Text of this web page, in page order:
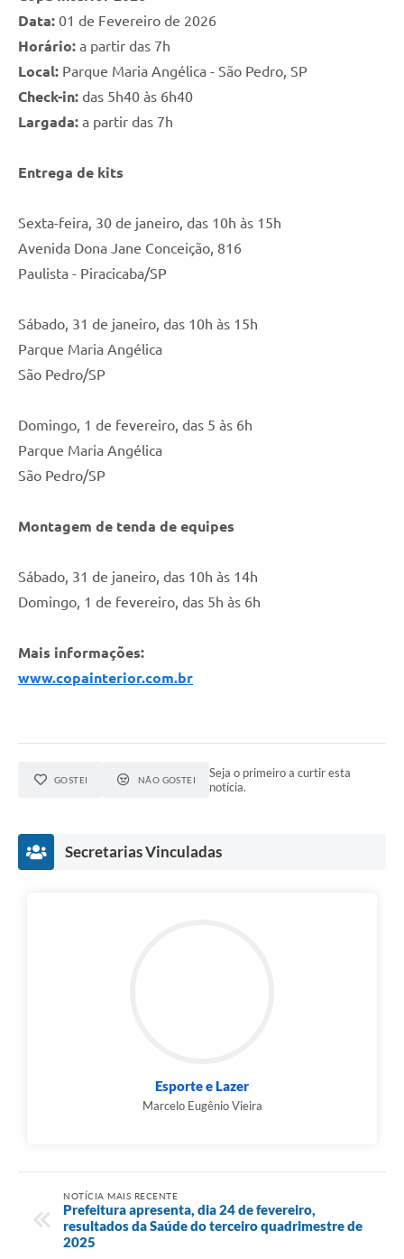
Data: 01 de Fevereiro de 2026
Horário: a partir das 7h
Local: Parque Maria Angélica - São Pedro, SP
Check-in: das 5h40 às 6h40
Largada: a partir das 7h
Entrega de kits
Sexta-feira, 30 de janeiro, das 10h às 15h
Avenida Dona Jane Conceição, 816
Paulista - Piracicaba/SP
Sábado, 31 de janeiro, das 10h às 15h
Parque Maria Angélica
São Pedro/SP
Domingo, 1 de fevereiro, das 5 às 6h
Parque Maria Angélica
São Pedro/SP
Montagem de tenda de equipes
Sábado, 31 de janeiro, das 10h às 14h
Domingo, 1 de fevereiro, das 5h às 6h
Mais informações:
www.copainterior.com.br
GOSTEI NÃO GOSTEI
Seja o primeiro a curtir esta
notícia.
Secretarias Vinculadas
Esporte e Lazer
Marcelo Eugênio Vieira
NOTÍCIA MAIS RECENTE
Prefeitura apresenta, dia 24 de fevereiro,
resultados da Saúde do terceiro quadrimestre de
2025